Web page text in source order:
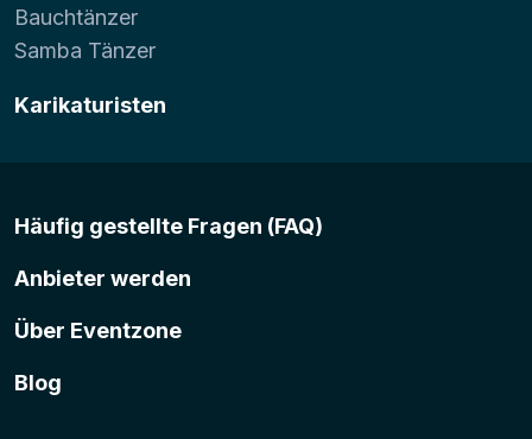
Bauchtänzer
Samba Tänzer
Karikaturisten
Häufig gestellte Fragen (FAQ)
Anbieter werden
Über Eventzone
Blog